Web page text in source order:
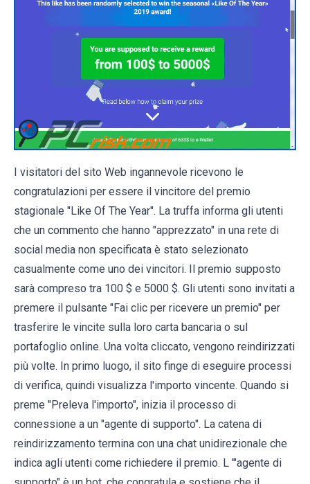
I visitatori del sito Web ingannevole ricevono le
congratulazioni per essere il vincitore del premio
stagionale "Like Of The Year". La truffa informa gli utenti
che un commento che hanno "apprezzato" in una rete di
social media non specificata è stato selezionato
casualmente come uno dei vincitori. Il premio supposto
sarà compreso tra 100 $ e 5000 $. Gli utenti sono invitati a
premere il pulsante "Fai clic per ricevere un premio" per
trasferire le vincite sulla loro carta bancaria o sul
portafoglio online. Una volta cliccato, vengono reindirizzati
più volte. In primo luogo, il sito finge di eseguire processi
di verifica, quindi visualizza l'importo vincente. Quando si
preme "Preleva l'importo", inizia il processo di
connessione a un "agente di supporto". La catena di
reindirizzamento termina con una chat unidirezionale che
indica agli utenti come richiedere il premio. L '"agente di